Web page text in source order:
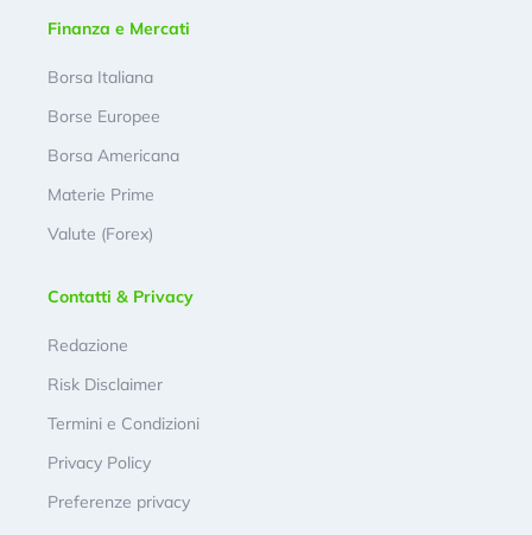
Finanza e Mercati
Borsa Italiana
Borse Europee
Borsa Americana
Materie Prime
Valute (Forex)
Contatti & Privacy
Redazione
Risk Disclaimer
Termini e Condizioni
Privacy Policy
Preferenze privacy